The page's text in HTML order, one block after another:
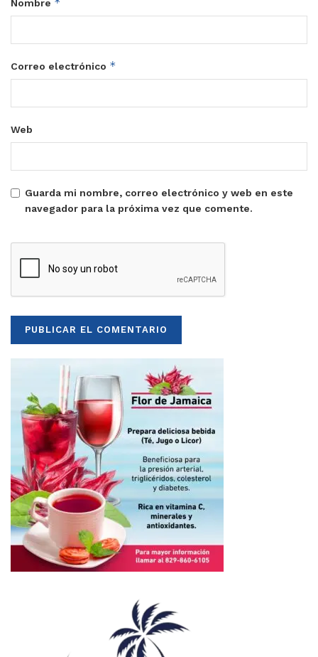
Nombre
Correo electrónico *
Web
Guarda mi nombre, correo electrónico y web en este
navegador para la próxima vez que comente.